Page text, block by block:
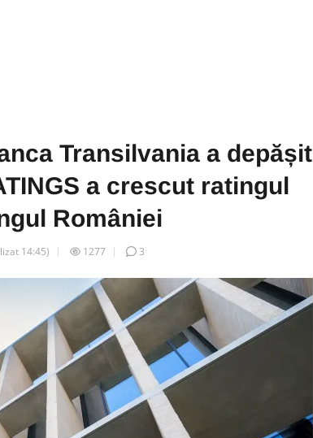
Transilvania a depășit
a crescut ratingul
României
14:45) 1277 3